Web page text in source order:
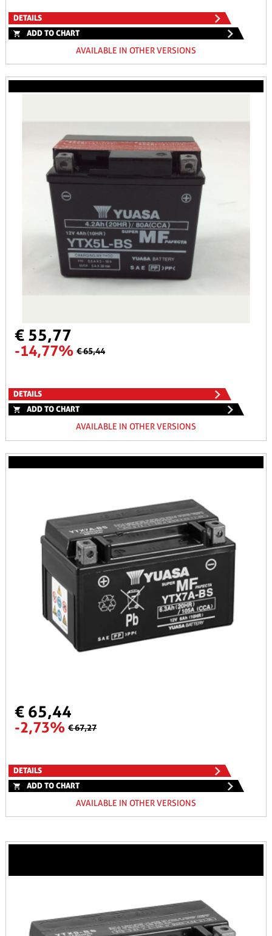
DETAILS
ADD TO CHART
AVAILABLE IN OTHER VERSIONS
€ 55,77
-14,77% € 65,44
DETAILS
ADD TO CHART
AVAILABLE IN OTHER VERSIONS
€ 65,44
-2,73% € 67,27
DETAILS
ADD TO CHART
AVAILABLE IN OTHER VERSIONS